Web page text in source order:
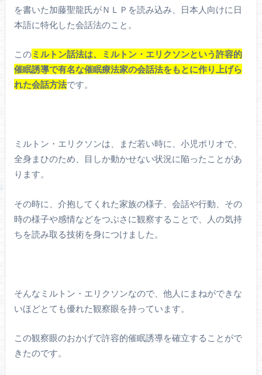
を書いた加藤聖龍氏がＮＬＰを読み込み、日本人向けに日
本語に特化した会話法のこと。
このミルトン話法は、ミルトン・エリクソンという許容的
催眠誘導で有名な催眠療法家の会話法をもとに作り上げら
れた会話方法です。
ミルトン・エリクソンは、まだ若い時に、小児ポリオで、
全身まひのため、目しか動かせない状況に陥ったことがあ
ります。
その時に、介抱してくれた家族の様子、会話や行動、その
時の様子や感情などをつぶさに観察することで、人の気持
ちを読み取る技術を身につけました。
そんなミルトン・エリクソンなので、他人にまねができな
いほどとても優れた観察眼を持っています。
この観察眼のおかげで許容的催眠誘導を確立することがで
きたのです。